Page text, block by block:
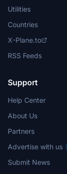
Utilities
Countries
X-Plane.to
RSS Feeds
Support
Help Center
About Us
Partners
Advertise with us
Submit News